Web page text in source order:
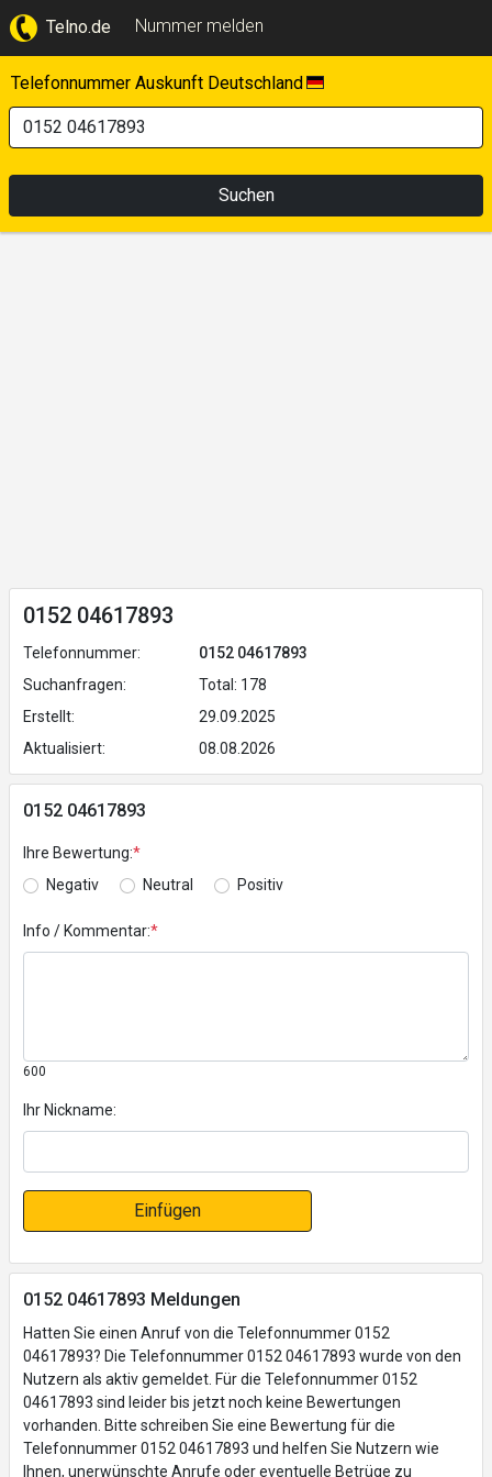
Telno.de Nummer melden
Telefonnummer Auskunft Deutschland
Suchen
0152 04617893
Telefonnummer:
0152 04617893
Suchanfragen:
Total: 178
Erstellt:
29.09.2025
Aktualisiert:
08.08.2026
0152 04617893
Ihre Bewertung:*
Negativ
Neutral Positiv
Info / Kommentar:*
600
Ihr Nickname:
Einfügen
0152 04617893 Meldungen
Hatten Sie einen Anruf von die Telefonnummer 0152
04617893? Die Telefonnummer 0152 04617893 wurde von den
Nutzern als aktiv gemeldet. Für die Telefonnummer 0152
04617893 sind leider bis jetzt noch keine Bewertungen
vorhanden. Bitte schreiben Sie eine Bewertung für die
Telefonnummer 0152 04617893 und helfen Sie Nutzern wie
Ihnen, unerwünschte Anrufe oder eventuelle Betrüge zu